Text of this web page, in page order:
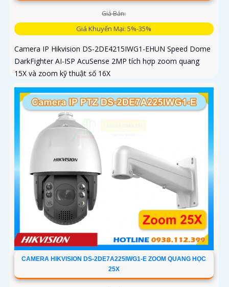
Giá Bán:
Giá Khuyến Mại: 5%-35%
Camera IP Hikvision DS-2DE4215IWG1-EHUN Speed Dome
DarkFighter AI-ISP AcuSense 2MP tích hợp zoom quang
15X và zoom kỹ thuật số 16X
CAMERA HIKVISION DS-2DE7A225IWG1-E ZOOM QUANG HỌC
25X